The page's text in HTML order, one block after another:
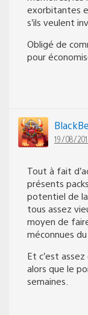
exorbitantes
s’ils veulent
Obligé de
pour
19/08/
Tout à fait
présents
potentiel de la
tous assez
moyen de
méconnues du
Et c’est
alors que le
semaines.